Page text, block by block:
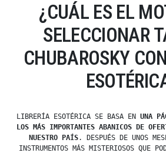
¿CUÁL ES EL
SELECCIONAR
CHUBAROSKY
LIBRERÍA ESOTÉRICA SE BASA EN UNA
LOS MÁS IMPORTANTES ABANICOS DE
NUESTRO PAÍS. DESPUÉS DE UNOS
INSTRUMENTOS MÁS MISTERIOSOS QUE